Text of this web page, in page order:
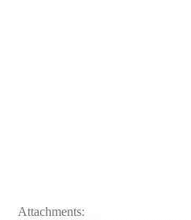
Attachments: